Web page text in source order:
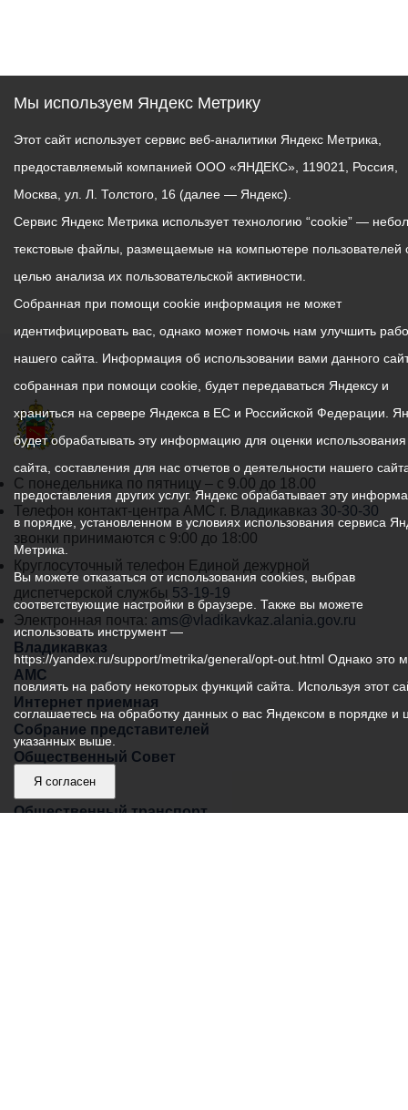
График
работы
администрации
местного
самоуправления
города
Владикавказ:
С понедельника по пятницу – с 9.00 до 18.00
Телефон контакт-центра АМС г. Владикавказ 30-30-30
звонки принимаются с 9:00 до 18:00
Круглосуточный телефон Единой дежурной
диспетчерской службы 53-19-19
Электронная почта: ams@vladikavkaz.alania.gov.ru
Владикавказ
АМС
Интернет приемная
Собрание представителей
Общественный Совет
Пресс-центр
Общественный транспорт
Мы используем Яндекс Метрику
Этот сайт использует сервис веб-аналитики Яндекс Метрика,
предоставляемый компанией ООО «ЯНДЕКС», 119021, Россия,
Москва, ул. Л. Толстого, 16 (далее — Яндекс).
Сервис Яндекс Метрика использует технологию “cookie” —
текстовые файлы, размещаемые на компьютере пользователей
целью анализа их пользовательской активности.
Собранная при помощи cookie информация не может
идентифицировать вас, однако может помочь нам улучшить
нашего сайта. Информация об использовании вами данного
собранная при помощи cookie, будет передаваться Яндексу и
храниться на сервере Яндекса в ЕС и Российской Федерации.
будет обрабатывать эту информацию для оценки
сайта, составления для нас отчетов о деятельности нашего
предоставления других услуг. Яндекс обрабатывает эту
в порядке, установленном в условиях использования сервиса
Метрика.
Вы можете отказаться от использования cookies, выбрав
соответствующие настройки в браузере. Также вы можете
использовать инструмент —
https://yandex.ru/support/metrika/general/opt-out.html Однако это
повлиять на работу некоторых функций сайта. Используя этот
соглашаетесь на обработку данных о вас Яндексом в порядке и
указанных выше.
Я согласен